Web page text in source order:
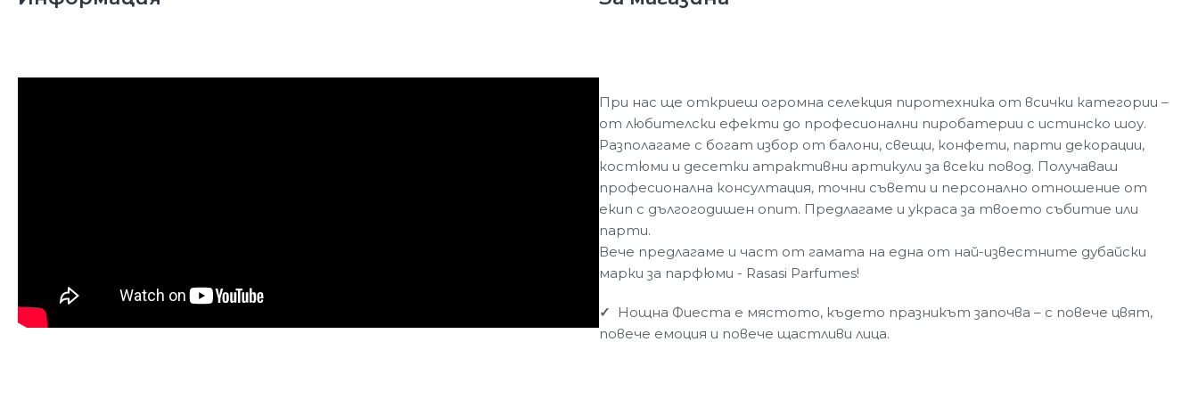
При нас ще откриеш огромна селекция пиротехника от всички категории –
от любителски ефекти до професионални пиробатерии с истинско шоу.
Разполагаме с богат избор от балони, свещи, конфети, парти декорации,
костюми и десетки атрактивни артикули за всеки повод. Получаваш
професионална консултация, точни съвети и персонално отношение от
екип с дългогодишен опит. Предлагаме и украса за твоето събитие или
парти.
Вече предлагаме и част от гамата на една от най-известните дубайски
марки за парфюми - Rasasi Parfumes!
✓
Нощна Фиеста е мястото, където празникът започва – с повече цвят,
повече емоция и повече щастливи лица.